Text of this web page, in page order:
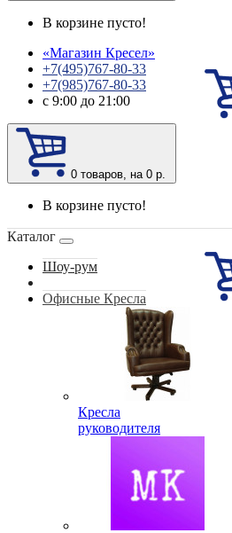
В корзине пусто!
«Магазин Кресел»
+7(495)767-80-33
+7(985)767-80-33
с 9:00 до 21:00
0 товаров, на 0 р.
В корзине пусто!
Каталог
Шоу-рум
Офисные Кресла
Кресла
руководителя